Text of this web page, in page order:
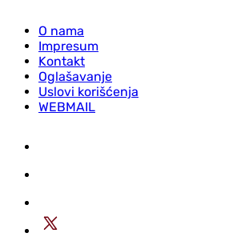
O nama
Impresum
Kontakt
Oglašavanje
Uslovi korišćenja
WEBMAIL